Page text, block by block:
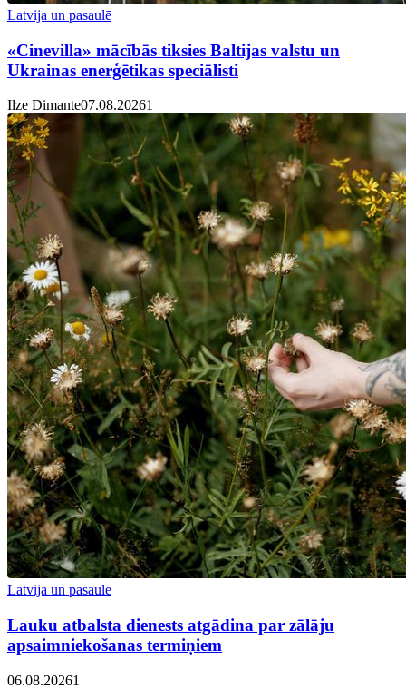
Latvija un pasaulē
«Cinevilla» mācībās tiksies Baltijas valstu un
Ukrainas enerģētikas speciālisti
Ilze Dimante07.08.20261
Latvija un pasaulē
Lauku atbalsta dienests atgādina par zālāju
apsaimniekošanas termiņiem
06.08.20261